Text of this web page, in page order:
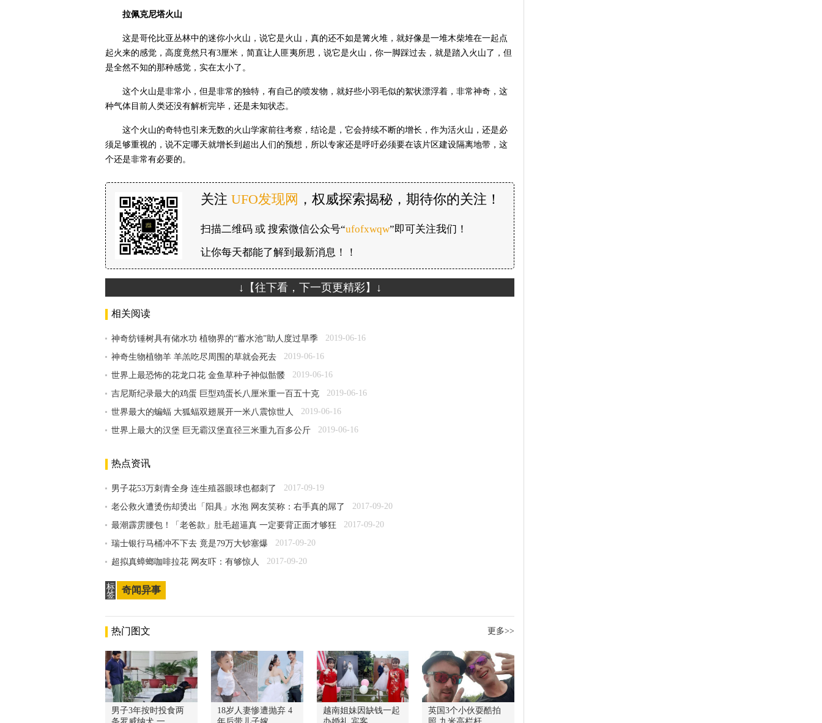
拉佩克尼塔火山
这是哥伦比亚丛林中的迷你小火山，说它是火山，真的还不如是篝火堆，就好像是一堆木柴堆在一起点
起火来的感觉，高度竟然只有3厘米，简直让人匪夷所思，说它是火山，你一脚踩过去，就是踏入火山了，但
是全然不知的那种感觉，实在太小了。
这个火山是非常小，但是非常的独特，有自己的喷发物，就好些小羽毛似的絮状漂浮着，非常神奇，这
种气体目前人类还没有解析完毕，还是未知状态。
这个火山的奇特也引来无数的火山学家前往考察，结论是，它会持续不断的增长，作为活火山，还是必
须足够重视的，说不定哪天就增长到超出人们的预想，所以专家还是呼吁必须要在该片区建设隔离地带，这
个还是非常有必要的。
关注 UFO发现网 ，权威探索揭秘，期待你的关注！
扫描二维码 或 搜索微信公众号“ufofxwqw”即可关注我们！
让你每天都能了解到最新消息！！
↓【往下看，下一页更精彩】↓
相关阅读
神奇纺锤树具有储水功 植物界的“蓄水池”助人度过旱季 2019-06-16
神奇生物植物羊 羊羔吃尽周围的草就会死去 2019-06-16
世界上最恐怖的花龙口花 金鱼草种子神似骷髅 2019-06-16
吉尼斯纪录最大的鸡蛋 巨型鸡蛋长八厘米重一百五十克 2019-06-16
世界最大的蝙蝠 大狐蝠双翅展开一米八震惊世人 2019-06-16
世界上最大的汉堡 巨无霸汉堡直径三米重九百多公斤 2019-06-16
热点资讯
男子花53万刺青全身 连生殖器眼球也都刺了 2017-09-19
老公救火遭烫伤却烫出「阳具」水泡 网友笑称：右手真的屌了 2017-09-20
最潮霹雳腰包！「老爸款」肚毛超逼真 一定要背正面才够狂 2017-09-20
瑞士银行马桶冲不下去 竟是79万大钞塞爆 2017-09-20
超拟真蟑螂咖啡拉花 网友吓：有够惊人 2017-09-20
标
签
奇闻异事
热门图文 更多>>
男子3年按时投食两
18岁人妻惨遭抛弃 4
越南姐妹因缺钱一起
英国3个小伙耍酷拍